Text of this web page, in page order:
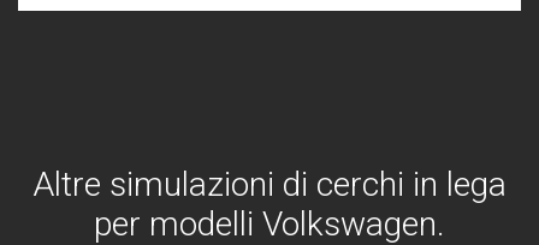
Altre simulazioni di cerchi in lega
per modelli Volkswagen.